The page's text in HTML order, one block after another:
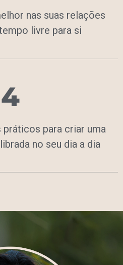
nas suas relações
livre para si
4
práticos para criar uma
no seu dia a dia